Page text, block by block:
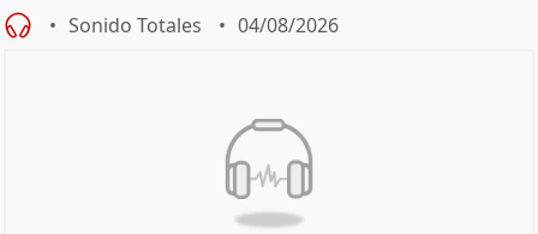
Sonido Totales 04/08/2026